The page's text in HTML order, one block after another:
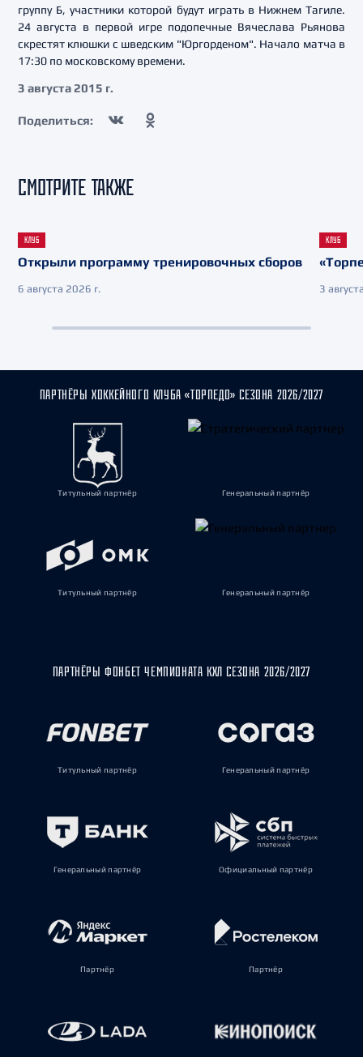
группу Б, участники которой будут играть в Нижнем Тагиле.
24 августа в первой игре подопечные Вячеслава Рьянова
скрестят клюшки с шведским "Юргорденом". Начало матча в
17:30 по московскому времени.
3 августа 2015 г.
Поделиться:
СМОТРИТЕ ТАКЖЕ
КЛУБ
Открыли программу тренировочных сборов
6 августа 2026 г.
КЛУБ
3
ПАРТНЁРЫ ХОККЕЙНОГО КЛУБА «ТОРПЕДО» СЕЗОНА 2026/2027
Титульный партнёр Генеральный партнёр
Титульный партнёр Генеральный партнёр
ПАРТНЁРЫ ФОНБЕТ ЧЕМПИОНАТА КХЛ СЕЗОНА 2026/2027
Титульный партнёр Генеральный партнёр
Генеральный партнёр Официальный партнёр
Партнёр Партнёр